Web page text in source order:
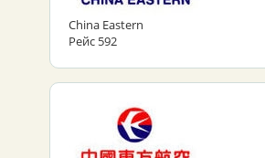
China Eastern
Рейс 592